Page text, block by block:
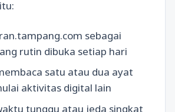
sebagai
rutin dibuka setiap hari
satu atau dua ayat
aktivitas digital lain
tunggu atau jeda singkat